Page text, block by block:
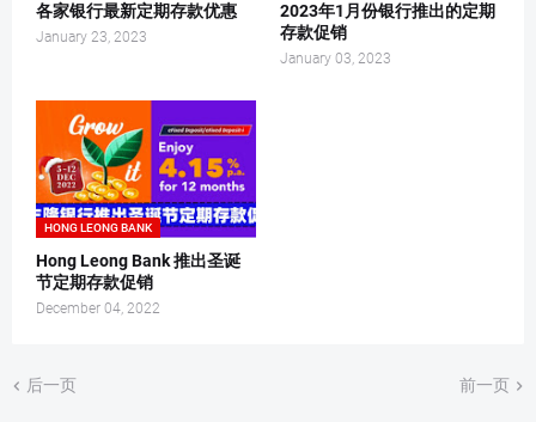
各家银行最新定期存款优惠
January 23, 2023
2023年1月份银行推出的定期
存款促销
January 03, 2023
HONG LEONG BANK
Hong Leong Bank 推出圣诞
节定期存款促销
December 04, 2022
后一页 前一页